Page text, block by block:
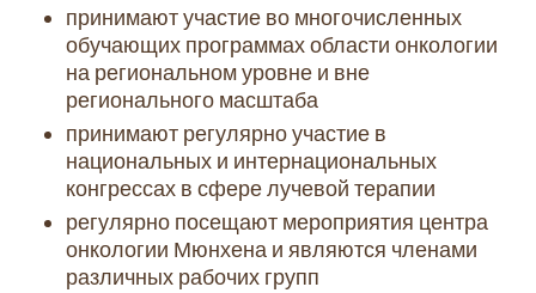
принимают участие во многочисленных
обучающих программах области онкологии
на региональном уровне и вне
регионального масштаба
принимают регулярно участие в
национальных и интернациональных
конгрессах в сфере лучевой терапии
регулярно посещают мероприятия центра
онкологии Мюнхена и являются членами
различных рабочих групп